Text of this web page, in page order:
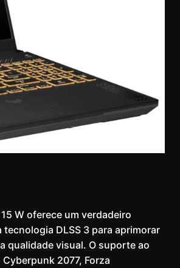
W oferece um verdadeiro
DLSS 3 para aprimorar
qualidade visual. O suporte ao
2077, Forza